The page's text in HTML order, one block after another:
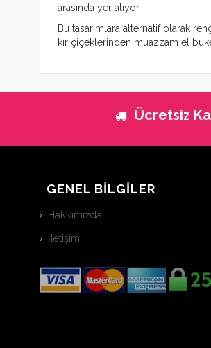
arasında yer alıyor.
Bu tasarımlara alternatif olarak
kır çiçeklerinden muazzam el
Ücretsiz
GENEL BİLGİLER
Hakkımızda
İletişim